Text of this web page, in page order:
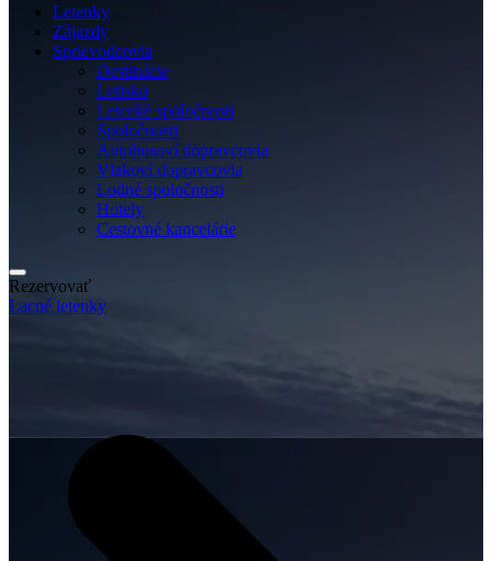
Letenky
Zájazdy
Sprievodcovia
Destinácie
Letisko
Letecké spoločnosti
Spoločnosti
Autobusoví dopravcovia
Vlakoví dopravcovia
Lodné spoločnosti
Hotely
Cestovné kancelárie
Rezervovať
Lacné letenky